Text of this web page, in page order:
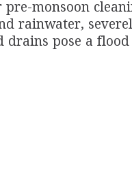
pre-monsoon
rainwater,
drains pose a